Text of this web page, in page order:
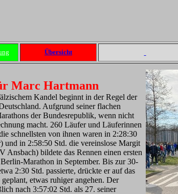
Übersicht
Marc Hartmann
Kandel beginnt in der Regel der
Aufgrund seiner flachen
der Bundesrepublik, wenn nicht
macht. 260 Läufer und Läuferinnen
schnellsten von ihnen waren in 2:28:30
in 2:58:50 Std. die vereinslose Margit
bildete das Rennen einen ersten
Marathon in September. Bis zur 30-
2:30 Std. passierte, drückte er auf das
etwas ruhiger angehen. Der
nach 3:57:02 Std. als 27. seiner